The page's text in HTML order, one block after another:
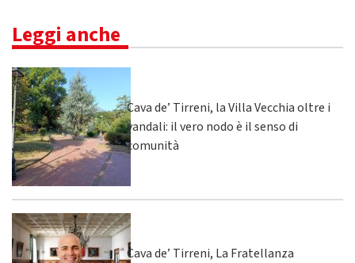
Leggi anche
Cava de’ Tirreni, la Villa Vecchia oltre i
vandali: il vero nodo è il senso di
comunità
Cava de’ Tirreni, La Fratellanza